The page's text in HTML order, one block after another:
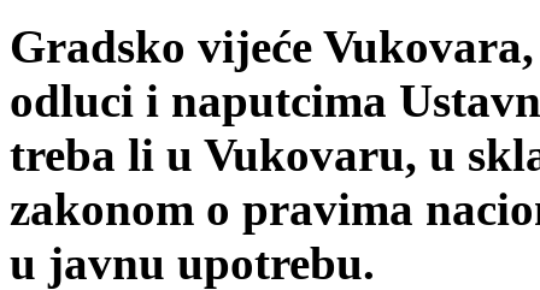
Gradsko vijeće
odluci i naputcima
treba li u Vukovaru, u
zakonom o pravima
u javnu upotrebu.